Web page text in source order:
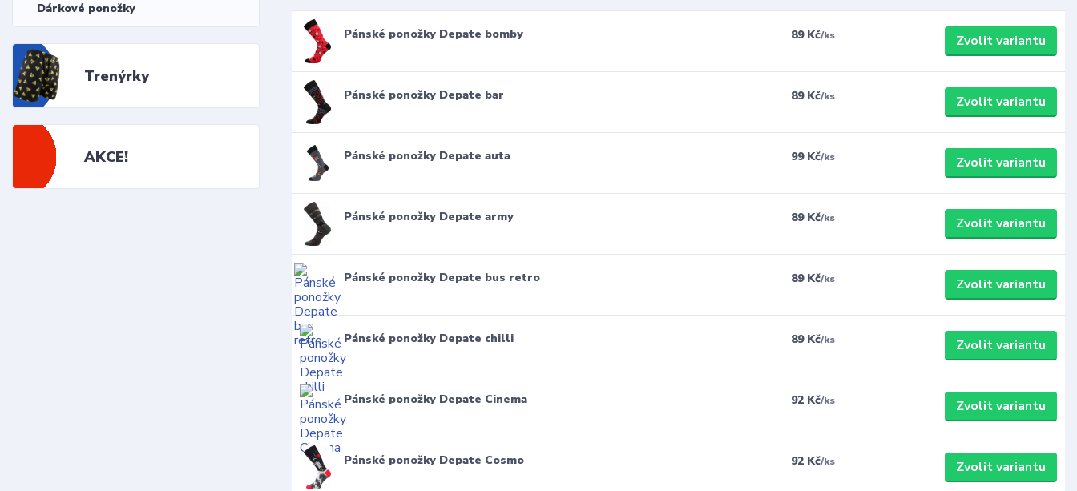
Dárkové ponožky
Trenýrky
AKCE!
Pánské ponožky Depate bomby 89 Kč/ks Zvolit variantu
Pánské ponožky Depate bar 89 Kč/ks Zvolit variantu
Pánské ponožky Depate auta 99 Kč/ks Zvolit variantu
Pánské ponožky Depate army 89 Kč/ks Zvolit variantu
Pánské ponožky Depate bus retro 89 Kč/ks Zvolit variantu
Pánské ponožky Depate chilli 89 Kč/ks Zvolit variantu
Pánské ponožky Depate Cinema 92 Kč/ks Zvolit variantu
Pánské ponožky Depate Cosmo 92 Kč/ks Zvolit variantu